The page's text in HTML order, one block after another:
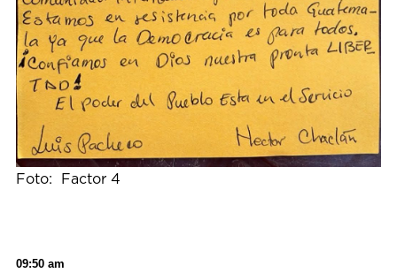
Foto: Factor 4
09:50 am